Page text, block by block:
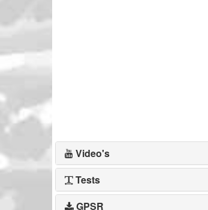
Video's
Tests
GPSR